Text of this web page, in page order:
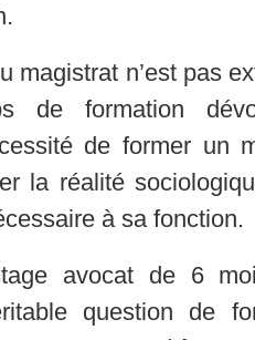
magistrat n’est pas
de formation
de former un
la réalité
à sa fonction.
stage avocat de 6
question de